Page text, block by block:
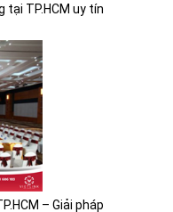
tại TP.HCM uy tín
– Giải pháp